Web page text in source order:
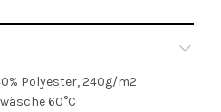
Polyester, 240g/m2
60°C